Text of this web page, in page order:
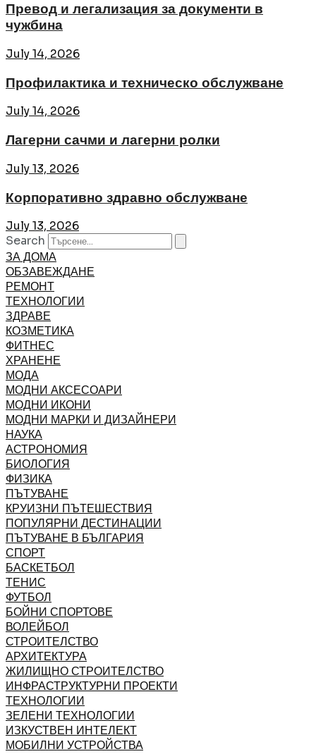
Превод и легализация за документи в
чужбина
July 14, 2026
Профилактика и техническо обслужване
July 14, 2026
Лагерни сачми и лагерни ролки
July 13, 2026
Корпоративно здравно обслужване
July 13, 2026
Search
ЗА ДОМА
ОБЗАВЕЖДАНЕ
РЕМОНТ
ТЕХНОЛОГИИ
ЗДРАВЕ
КОЗМЕТИКА
ФИТНЕС
ХРАНЕНЕ
МОДА
МОДНИ АКСЕСОАРИ
МОДНИ ИКОНИ
МОДНИ МАРКИ И ДИЗАЙНЕРИ
НАУКА
АСТРОНОМИЯ
БИОЛОГИЯ
ФИЗИКА
ПЪТУВАНЕ
КРУИЗНИ ПЪТЕШЕСТВИЯ
ПОПУЛЯРНИ ДЕСТИНАЦИИ
ПЪТУВАНЕ В БЪЛГАРИЯ
СПОРТ
БАСКЕТБОЛ
ТЕНИС
ФУТБОЛ
БОЙНИ СПОРТОВЕ
ВОЛЕЙБОЛ
СТРОИТЕЛСТВО
АРХИТЕКТУРА
ЖИЛИЩНО СТРОИТЕЛСТВО
ИНФРАСТРУКТУРНИ ПРОЕКТИ
ТЕХНОЛОГИИ
ЗЕЛЕНИ ТЕХНОЛОГИИ
ИЗКУСТВЕН ИНТЕЛЕКТ
МОБИЛНИ УСТРОЙСТВА